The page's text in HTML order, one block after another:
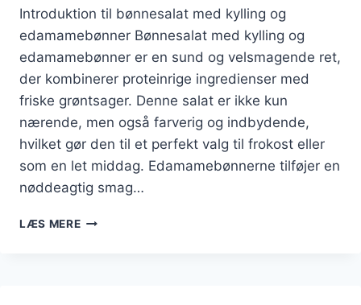
Introduktion til bønnesalat med kylling og
edamamebønner Bønnesalat med kylling og
edamamebønner er en sund og velsmagende ret,
der kombinerer proteinrige ingredienser med
friske grøntsager. Denne salat er ikke kun
nærende, men også farverig og indbydende,
hvilket gør den til et perfekt valg til frokost eller
som en let middag. Edamamebønnerne tilføjer en
nøddeagtig smag…
LÆS MEREBØNNESALAT